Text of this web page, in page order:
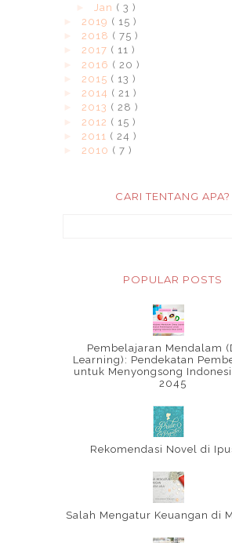
Jan ( 3 )
2019 ( 15 )
2018 ( 75 )
2017 ( 11 )
2016 ( 20 )
2015 ( 13 )
2014 ( 21 )
2013 ( 28 )
2012 ( 15 )
2011 ( 24 )
2010 ( 7 )
CARI TENTANG APA?
POPULAR POSTS
Pembelajaran Mendalam
Learning): Pendekatan
untuk Menyongsong
2045
Rekomendasi Novel di
Salah Mengatur Keuangan di